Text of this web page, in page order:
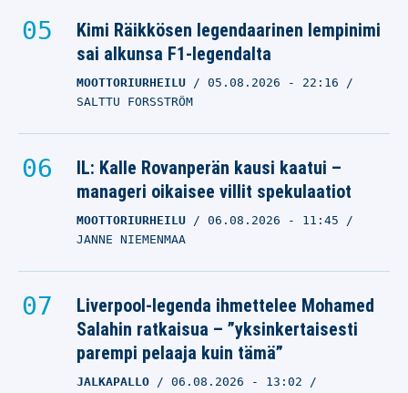
Kimi Räikkösen legendaarinen lempinimi
sai alkunsa F1-legendalta
MOOTTORIURHEILU 05.08.2026 - 22:16
SALTTU FORSSTRÖM
IL: Kalle Rovanperän kausi kaatui –
manageri oikaisee villit spekulaatiot
MOOTTORIURHEILU 06.08.2026 - 11:45
JANNE NIEMENMAA
Liverpool-legenda ihmettelee Mohamed
Salahin ratkaisua – ”yksinkertaisesti
parempi pelaaja kuin tämä”
JALKAPALLO 06.08.2026 - 13:02